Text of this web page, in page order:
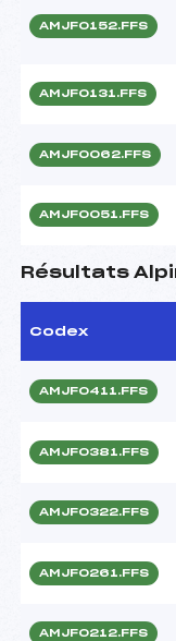
AMJF0152.FFS
AMJF0131.FFS
AMJF0062.FFS
AMJF0051.FFS
Résultats
Codex
AMJF0411.FFS
AMJF0381.FFS
AMJF0322.FFS
AMJF0261.FFS
AMJF0212.FFS